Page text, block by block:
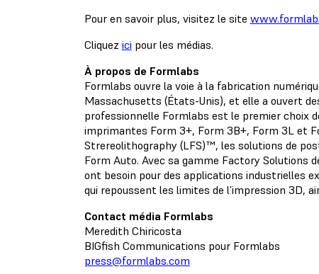
Pour en savoir plus, visitez le site
Cliquez ici pour les médias.
À propos de Formlabs
Formlabs ouvre la voie à la fabrication
Massachusetts (États-Unis), et elle a ouvert
professionnelle Formlabs est le premier choix
imprimantes Form 3+, Form 3B+, Form 3L et
Strereolithography (LFS)™, les solutions de
Form Auto. Avec sa gamme Factory Solutions
ont besoin pour des applications industrielles
qui repoussent les limites de l’impression 3D,
Contact média Formlabs
Meredith Chiricosta
BIGfish Communications pour Formlabs
press@formlabs.com